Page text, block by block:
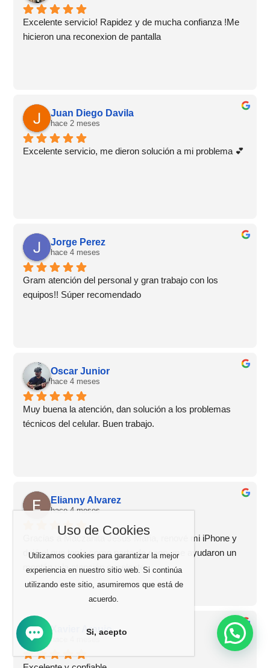
Excelente servicio! Rapidez y de mucha confianza !Me
hicieron una reconexion de pantalla
Juan Diego Davila
hace 2 meses
Excelente servicio, me dieron solución a mi problema 💕
Jorge Perez
hace 4 meses
Gram atención del personal y gran trabajo con los
equipos!! Súper recomendado
Oscar Junior
hace 4 meses
Muy buena la atención, dan solución a los problemas
técnicos del celular. Buen trabajo.
Elianny Alvarez
hace 4 meses
Gracias a Maczanita Jesús Maria, renové mi iPhone y
dejé el que tenía como parte de pago, me ayudaron un
montón y la atención excelente
Xavier Araujo
hace 4 meses
Uso de Cookies
Utilizamos cookies para garantizar la mejor
experiencia en nuestro sitio web. Si continúa
utilizando este sitio, asumiremos que está de
acuerdo.
Si, acepto